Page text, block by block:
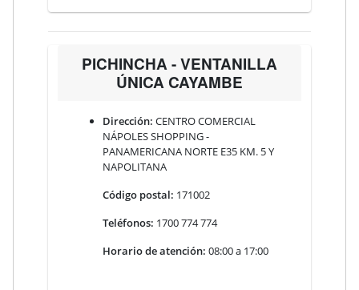
PICHINCHA - VENTANILLA
ÚNICA CAYAMBE
Dirección: CENTRO COMERCIAL
NÁPOLES SHOPPING -
PANAMERICANA NORTE E35 KM. 5 Y
NAPOLITANA
Código postal: 171002
Teléfonos: 1700 774 774
Horario de atención: 08:00 a 17:00